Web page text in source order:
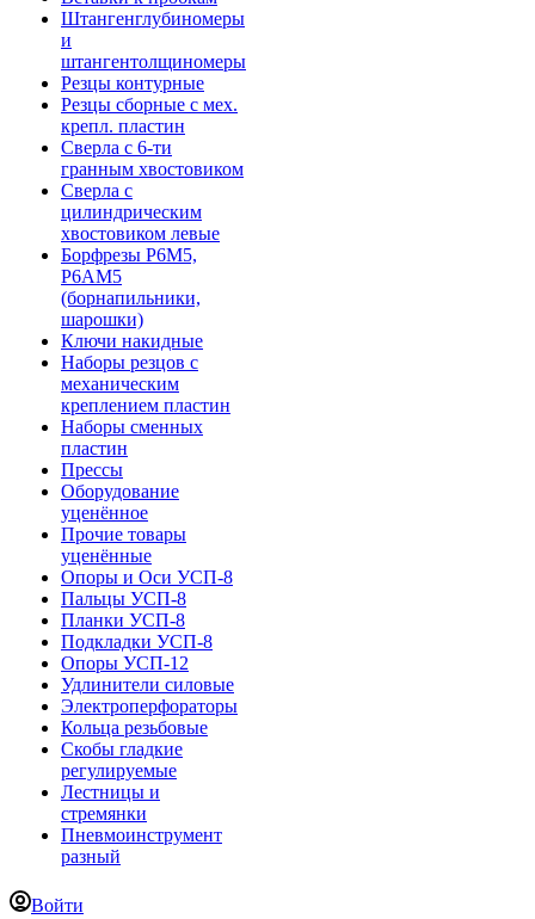
Штангенглубиномеры
и
штангентолщиномеры
Резцы контурные
Резцы сборные с мех.
крепл. пластин
Сверла с 6-ти
гранным хвостовиком
Сверла с
цилиндрическим
хвостовиком левые
Борфрезы Р6М5,
Р6АМ5
(борнапильники,
шарошки)
Ключи накидные
Наборы резцов с
механическим
креплением пластин
Наборы сменных
пластин
Прессы
Оборудование
уценённое
Прочие товары
уценённые
Опоры и Оси УСП-8
Пальцы УСП-8
Планки УСП-8
Подкладки УСП-8
Опоры УСП-12
Удлинители силовые
Электроперфораторы
Кольца резьбовые
Скобы гладкие
регулируемые
Лестницы и
стремянки
Пневмоинструмент
разный
Войти